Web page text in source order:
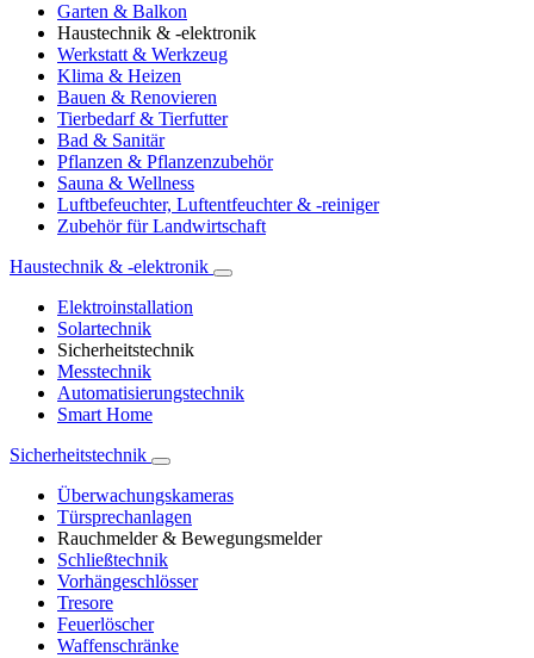
Garten & Balkon
Haustechnik & -elektronik
Werkstatt & Werkzeug
Klima & Heizen
Bauen & Renovieren
Tierbedarf & Tierfutter
Bad & Sanitär
Pflanzen & Pflanzenzubehör
Sauna & Wellness
Luftbefeuchter, Luftentfeuchter & -reiniger
Zubehör für Landwirtschaft
Haustechnik & -elektronik
Elektroinstallation
Solartechnik
Sicherheitstechnik
Messtechnik
Automatisierungstechnik
Smart Home
Sicherheitstechnik
Überwachungskameras
Türsprechanlagen
Rauchmelder & Bewegungsmelder
Schließtechnik
Vorhängeschlösser
Tresore
Feuerlöscher
Waffenschränke